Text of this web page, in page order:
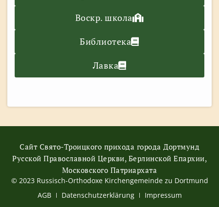
Воскр. школа
Библиотека
Лавка
Сайт Свято-Троицкого прихода города Дортмунд
Русской Православной Церкви, Берлинской Епархии,
Московского Патриархата
© 2023 Russisch-Orthodoxe Kirchengemeinde zu Dortmund
АGB
Datenschutzerklärung
Impressum